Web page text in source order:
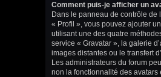
Comment puis-je afficher un
Dans le panneau de contrôle de
« Profil », vous pouvez ajouter
utilisant une des quatre
service « Gravatar », la galerie
images distantes ou le transfert
Les administrateurs du forum
non la fonctionnalité des avatars